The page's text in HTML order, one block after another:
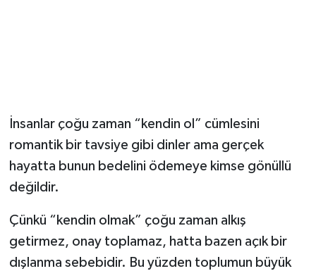
İnsanlar çoğu zaman “kendin ol” cümlesini
romantik bir tavsiye gibi dinler ama gerçek
hayatta bunun bedelini ödemeye kimse gönüllü
değildir.
Çünkü “kendin olmak” çoğu zaman alkış
getirmez, onay toplamaz, hatta bazen açık bir
dışlanma sebebidir. Bu yüzden toplumun büyük
İlçe Haberleri
Kültür & Sanat
Magazin